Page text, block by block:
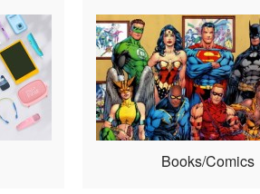
Books/Comics